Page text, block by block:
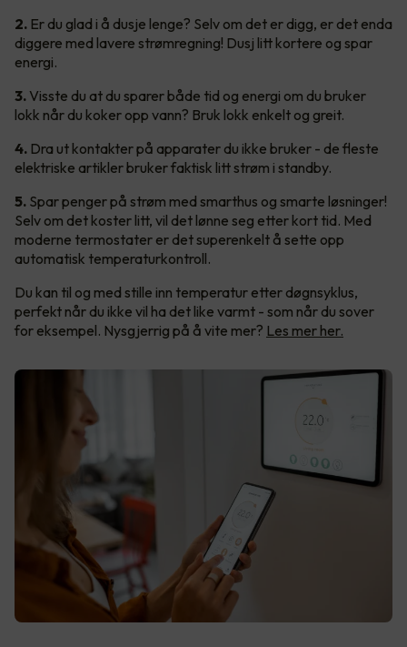
2. Er du glad i å dusje lenge? Selv om det er digg, er det enda
diggere med lavere strømregning! Dusj litt kortere og spar
energi.
3. Visste du at du sparer både tid og energi om du bruker
lokk når du koker opp vann? Bruk lokk enkelt og greit.
4. Dra ut kontakter på apparater du ikke bruker - de fleste
elektriske artikler bruker faktisk litt strøm i standby.
5. Spar penger på strøm med smarthus og smarte løsninger!
Selv om det koster litt, vil det lønne seg etter kort tid. Med
moderne termostater er det superenkelt å sette opp
automatisk temperaturkontroll.
Du kan til og med stille inn temperatur etter døgnsyklus,
perfekt når du ikke vil ha det like varmt - som når du sover
for eksempel. Nysgjerrig på å vite mer? Les mer her.